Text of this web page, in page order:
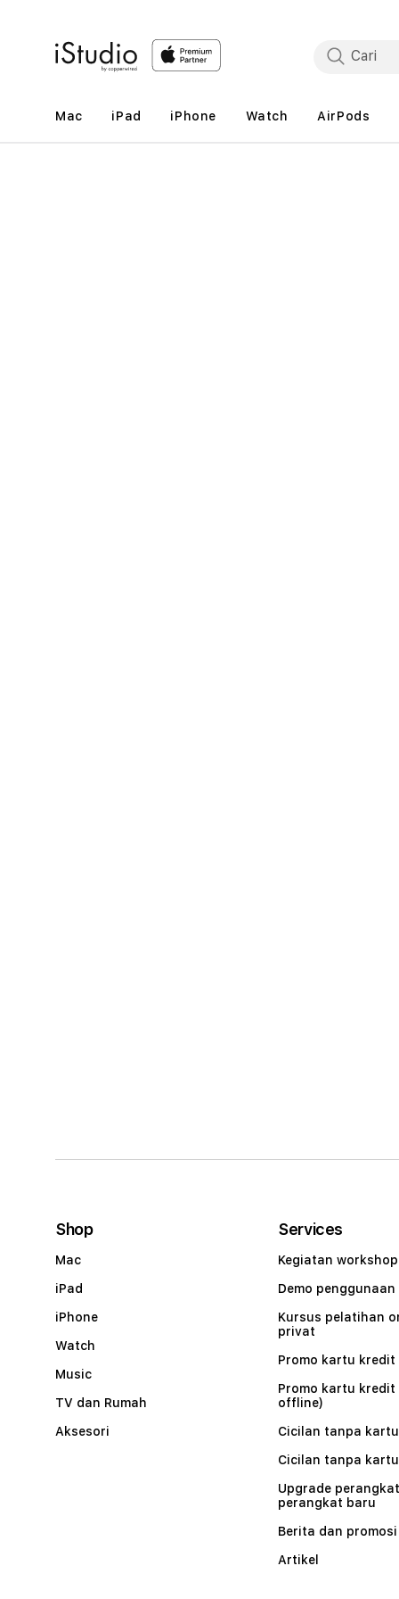
Mac iPad iPhone Watch AirPods
Shop
Mac
iPad
iPhone
Watch
Music
TV dan Rumah
Aksesori
Services
Kegiatan workshop
Demo penggunaan
Kursus pelatihan
privat
Promo kartu kredit
Promo kartu kredit
offline)
Cicilan tanpa
Cicilan tanpa
Upgrade
perangkat baru
Berita dan promosi
Artikel